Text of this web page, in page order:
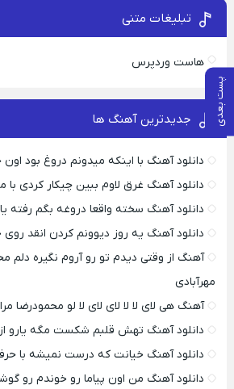
پست بعدی
تبلیغات متنی
هاست وردپرس
جدیدترین آهنگ ها
دانلود آهنگ با اینکه میدونم دروغ بود
دانلود آهنگ غرق لاوم ببین چیکار کردی با
دانلود آهنگ سخته واقعا دروغه بگم رفته
دانلود آهنگ یه روز دیوونم کردن انقد
آهنگ از وقتی دیدم تو رو آروم نگیره دلم
مهرآبادی
آهنگ هی لای لا لا لای لای لا لو محمودرضا
دانلود آهنگ تهش قلبم شکست مگه یارو
دانلود آهنگ خیانت که درست نمیشه با
دانلود آهنگ من اون پیاما رو خوندم رو